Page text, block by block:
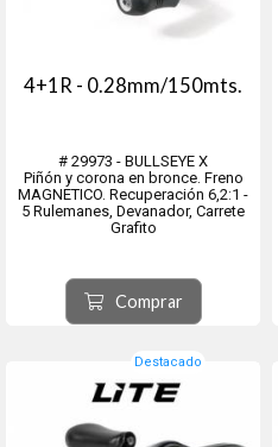
4+1R - 0.28mm/150mts.
# 29973 - BULLSEYE X
Piñón y corona en bronce. Freno
MAGNETICO. Recuperación 6,2:1 -
5 Rulemanes, Devanador, Carrete
Grafito
Comprar
Destacado